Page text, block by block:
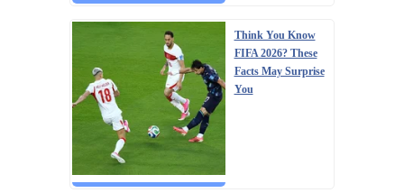
Think You Know
FIFA 2026? These
Facts May Surprise
You